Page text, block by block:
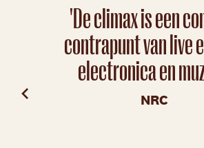
'De climax is een
contrapunt van live
electronica en
NRC